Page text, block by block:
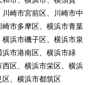
崎市宮前区、川崎市中
市多摩区、横浜市青葉
浜市磯子区、横浜市泉
市港南区、横浜市緑
区、横浜市栄区、横浜
、横浜市都筑区